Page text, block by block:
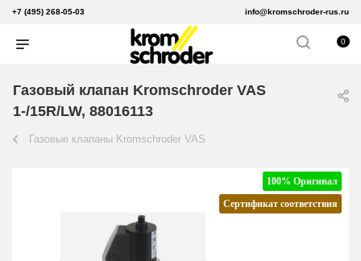
+7 (495) 268-05-03 info@kromschroder-rus.ru
0
Газовый клапан Kromschroder VAS
1-/15R/LW, 88016113
Газовые клапаны Kromschroder VAS
100% Оригинал
Сертификат соответствия